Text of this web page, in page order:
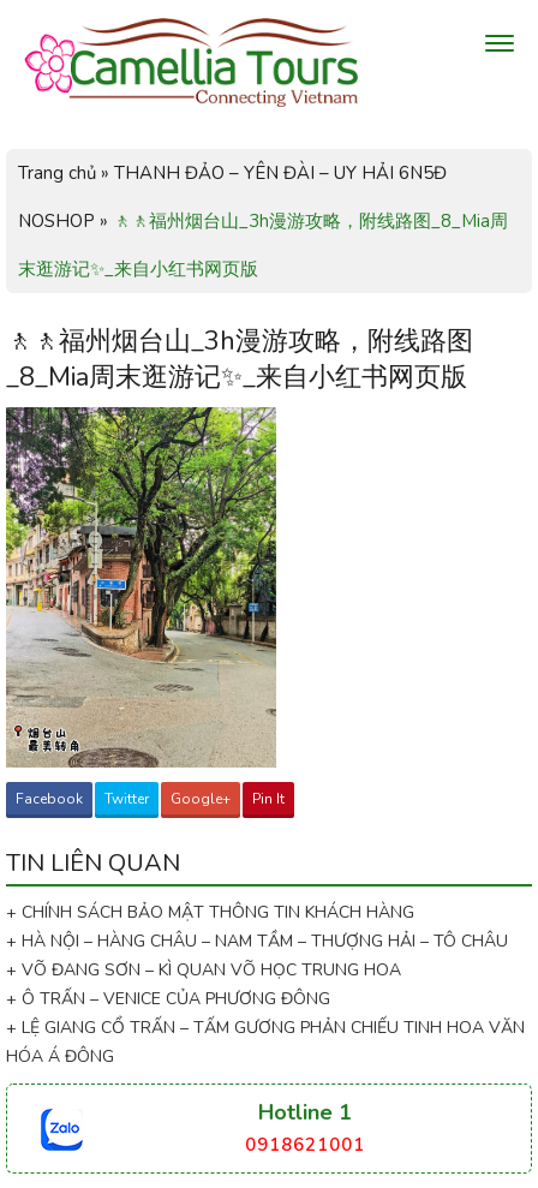
Trang chủ » THANH ĐẢO – YÊN ĐÀI – UY HẢI 6N5Đ
NOSHOP » 🚶🚶福州烟台山_3h漫游攻略，附线路图_8_Mia周
末逛游记✨_来自小红书网页版
🚶🚶福州烟台山_3h漫游攻略，附线路图
_8_Mia周末逛游记✨_来自小红书网页版
Facebook Twitter Google+ Pin It
TIN LIÊN QUAN
+ CHÍNH SÁCH BẢO MẬT THÔNG TIN KHÁCH HÀNG
+ HÀ NỘI – HÀNG CHÂU – NAM TẦM – THƯỢNG HẢI – TÔ CHÂU
+ VÕ ĐANG SƠN – KÌ QUAN VÕ HỌC TRUNG HOA
+ Ô TRẤN – VENICE CỦA PHƯƠNG ĐÔNG
+ LỆ GIANG CỔ TRẤN – TẤM GƯƠNG PHẢN CHIẾU TINH HOA VĂN
HÓA Á ĐÔNG
Hotline 1
0918621001